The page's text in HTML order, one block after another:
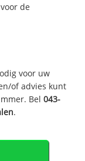
de
voor uw
of advies kunt
Bel043-
.